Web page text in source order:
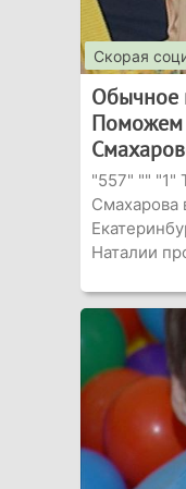
Скорая
Обычное
Поможем
"557" "" "1"
Смахарова
Наталии